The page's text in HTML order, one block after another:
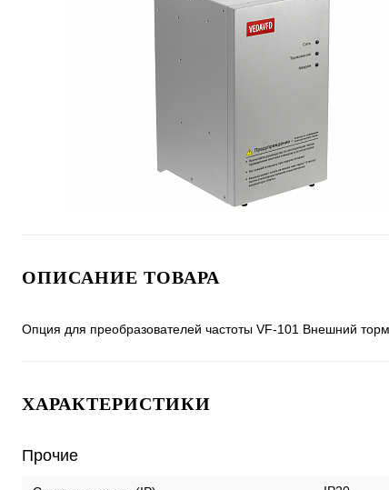
ОПИСАНИЕ ТОВАРА
Опция для преобразователей частоты VF-101 Внешний
ХАРАКТЕРИСТИКИ
Прочие